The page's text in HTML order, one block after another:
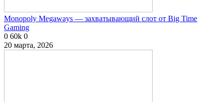
Monopoly Megaways — захватывающий слот от Big Time
Gaming
0 60k 0
20 марта, 2026